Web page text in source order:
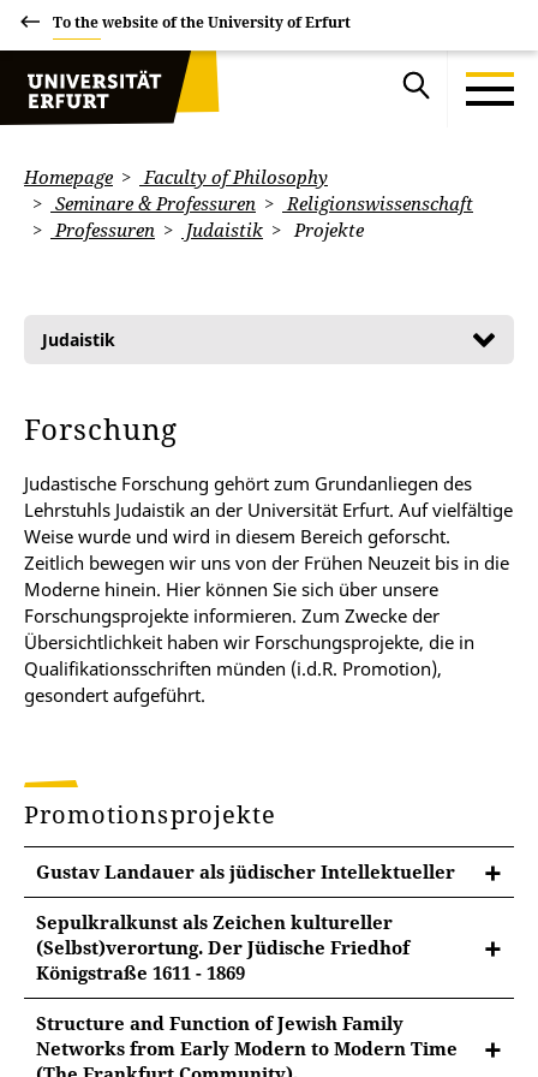
To the website of the University of Erfurt
Homepage
Faculty of Philosophy
Seminare & Professuren
Religionswissenschaft
Professuren
Judaistik Projekte
Judaistik
Forschung
Judastische Forschung gehört zum Grundanliegen des
Lehrstuhls Judaistik an der Universität Erfurt. Auf vielfältige
Weise wurde und wird in diesem Bereich geforscht.
Zeitlich bewegen wir uns von der Frühen Neuzeit bis in die
Moderne hinein. Hier können Sie sich über unsere
Forschungsprojekte informieren. Zum Zwecke der
Übersichtlichkeit haben wir Forschungsprojekte, die in
Qualifikationsschriften münden (i.d.R. Promotion),
gesondert aufgeführt.
Promotionsprojekte
Gustav Landauer als jüdischer Intellektueller
Sepulkralkunst als Zeichen kultureller
(Selbst)verortung. Der Jüdische Friedhof
Königstraße 1611 - 1869
Projektleitung: Prof. Dr. Andreas Gotzmann
Kurzbeschreibung des Projektes: Das Projekt
Structure and Function of Jewish Family
Networks from Early Modern to Modern Time